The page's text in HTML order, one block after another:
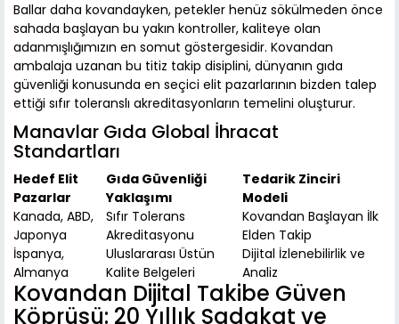
Ballar daha kovandayken, petekler henüz sökülmeden önce
sahada başlayan bu yakın kontroller, kaliteye olan
adanmışlığımızın en somut göstergesidir. Kovandan
ambalaja uzanan bu titiz takip disiplini, dünyanın gıda
güvenliği konusunda en seçici elit pazarlarının bizden talep
ettiği sıfır toleranslı akreditasyonların temelini oluşturur.
Manavlar Gıda Global İhracat
Standartları
Hedef Elit
Pazarlar
Gıda Güvenliği
Yaklaşımı
Tedarik Zinciri
Modeli
Kanada, ABD,
Japonya
Sıfır Tolerans
Akreditasyonu
Kovandan Başlayan İlk
Elden Takip
İspanya,
Almanya
Uluslararası Üstün
Kalite Belgeleri
Dijital İzlenebilirlik ve
Analiz
Kovandan Dijital Takibe Güven
Köprüsü: 20 Yıllık Sadakat ve